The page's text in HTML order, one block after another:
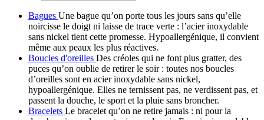
Bagues Une bague qu’on porte tous les jours sans qu’elle
noircisse le doigt ni laisse de trace verte : l’acier inoxydable
sans nickel tient cette promesse. Hypoallergénique, il convient
même aux peaux les plus réactives.
Boucles d'oreilles Des créoles qui ne font plus gratter, des
puces qu’on oublie de retirer le soir : toutes nos boucles
d’oreilles sont en acier inoxydable sans nickel,
hypoallergénique. Elles ne ternissent pas, ne verdissent pas, et
passent la douche, le sport et la pluie sans broncher.
Bracelets Le bracelet qu’on ne retire jamais : ni pour la